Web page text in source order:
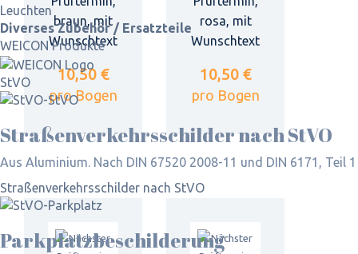
Leuchten
Diverses Zubehör / Ersatzteile
WEICON Produkte
StVO
Straßen­verkehrs­schilder nach StVO
Aus Aluminium. Nach DIN 67520 2008-11 und DIN 6171, Teil 1
Straßen­verkehrs­schilder nach StVO
Parkplatz­beschilderung
braun, mit
Wunschtext
10,50 €
pro Bogen
rosa, mit
Wunschtext
10,50 €
pro Bogen